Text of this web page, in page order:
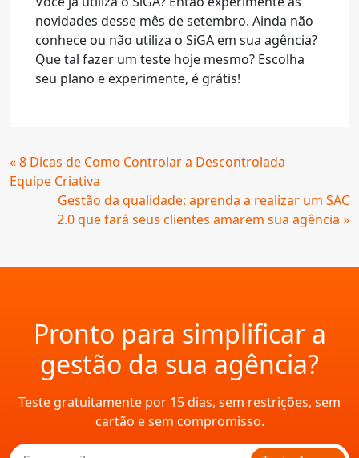
novidades desse mês de setembro. Ainda não
conhece ou não utiliza o SiGA em sua agência?
Que tal fazer um teste hoje mesmo? Escolha
seu plano e experimente, é grátis!
Continue
Lendo
« 8 Dicas de Como Controlar a Descontrolada
Equipe Criativa
Gestão da qualidade: aprenda a realizar um SAC
2.0 que fará seus clientes amarem sua agência »
Pronto para simplificar a
gestão da sua agência?
Teste gratuitamente por 15 dias, sem restrições, sem
cartão e sem compromisso.